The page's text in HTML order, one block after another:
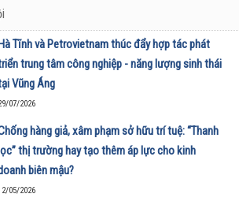
Hà Tĩnh và Petrovietnam thúc đẩy hợp tác phát
trung tâm công nghiệp - năng lượng sinh thái
Vũng Áng
07/2026
hàng giả, xâm phạm sở hữu trí tuệ: “Thanh
lọc” thị trường hay tạo thêm áp lực cho kinh
biên mậu?
05/2026